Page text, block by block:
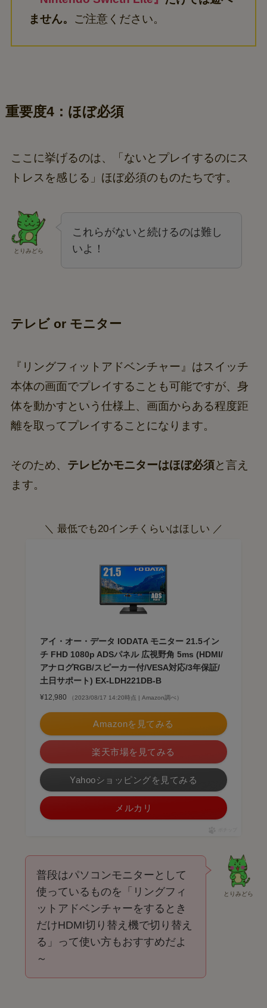
ません。 ご注意ください。
重要度4：ほぼ必須
ここに挙げるのは、「ないとプレイするのにス
トレスを感じる」ほぼ必須のものたちです。
とりみどら
これらがないと続けるのは難し
いよ！
テレビ or モニター
『リングフィットアドベンチャー』はスイッチ
本体の画面でプレイすることも可能ですが、身
体を動かすという仕様上、画面からある程度距
離を取ってプレイすることになります。
そのため、 テレビかモニターはほぼ必須と言え
ます。
＼ 最低でも20インチくらいはほしい ／
アイ・オー・データ IODATA モニター 21.5イン
チ FHD 1080p ADSパネル 広視野角 5ms (HDMI/
アナログRGB/スピーカー付/VESA対応/3年保証/
土日サポート) EX-LDH221DB-B
¥12,980 （2023/08/17 14:20時点 | Amazon調べ）
Amazonを見てみる
楽天市場を見てみる
Yahooショッピングを見てみる
メルカリ
とりみどら
普段はパソコンモニターとして
使っているものを「リングフィ
ットアドベンチャーをするとき
だけHDMI切り替え機で切り替え
る」って使い方もおすすめだよ
～